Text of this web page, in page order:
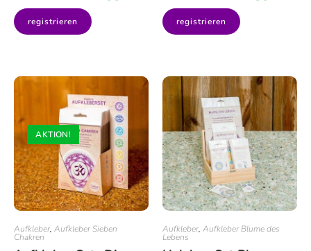
registrieren registrieren
AKTION!
Aufkleber, Aufkleber Sieben
Chakren
Aufkleber, Aufkleber Blume des
Lebens